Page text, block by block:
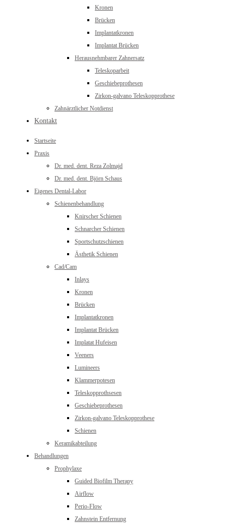
Kronen
Brücken
Implantatkronen
Implantat Brücken
Herausnehmbarer Zahnersatz
Teleskoparbeit
Geschiebeprothesen
Zirkon-galvano Teleskopprothese
Zahnärztlicher Notdienst
Kontakt
Startseite
Praxis
Dr. med. dent. Reza Zolmajd
Dr. med. dent. Björn Schaus
Eigenes Dental-Labor
Schienenbehandlung
Knirscher Schienen
Schnarcher Schienen
Sportschutzschienen
Ästhetik Schienen
Cad/Cam
Inlays
Kronen
Brücken
Implantatkronen
Implantat Brücken
Implatat Hufeisen
Veeners
Lumineers
Klammerpotesen
Teleskopprothsesen
Geschiebeprothesen
Zirkon-galvano Teleskopprothese
Schienen
Keramikabteilung
Behandlungen
Prophylaxe
Guided Biofilm Therapy
Airflow
Perio-Flow
Zahnstein Entfernung